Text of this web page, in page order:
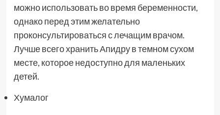
можно использовать во время беременности,
однако перед этим желательно
проконсультироваться с лечащим врачом.
Лучше всего хранить Апидру в темном сухом
месте, которое недоступно для маленьких
детей.
Хумалог